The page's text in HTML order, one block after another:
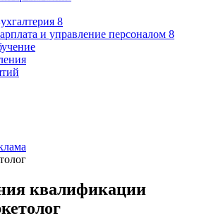
8
и управление персоналом 8
квалификации